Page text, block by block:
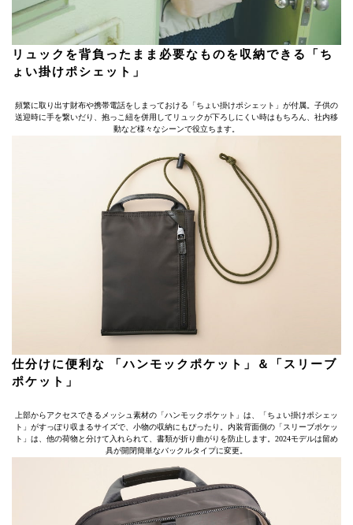
リュックを背負ったまま必要なものを収納できる「ち
ょい掛けポシェット」
頻繁に取り出す財布や携帯電話をしまっておける「ちょい掛けポシェット」が付属。子供の
送迎時に手を繋いだり、抱っこ紐を併用してリュックが下ろしにくい時はもちろん、社内移
動など様々なシーンで役立ちます。
仕分けに便利な 「ハンモックポケット」＆「スリーブ
ポケット」
上部からアクセスできるメッシュ素材の「ハンモックポケット」は、「ちょい掛けポシェッ
ト」がすっぽり収まるサイズで、小物の収納にもぴったり。内装背面側の「スリーブポケッ
ト」は、他の荷物と分けて入れられて、書類が折り曲がりを防止します。2024モデルは留め
具が開閉簡単なバックルタイプに変更。